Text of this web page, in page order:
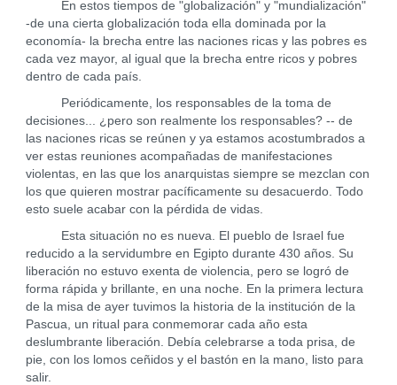
En estos tiempos de "globalización" y "mundialización"
-de una cierta globalización toda ella dominada por la
economía- la brecha entre las naciones ricas y las pobres es
cada vez mayor, al igual que la brecha entre ricos y pobres
dentro de cada país.
Periódicamente, los responsables de la toma de
decisiones... ¿pero son realmente los responsables? -- de
las naciones ricas se reúnen y ya estamos acostumbrados a
ver estas reuniones acompañadas de manifestaciones
violentas, en las que los anarquistas siempre se mezclan con
los que quieren mostrar pacíficamente su desacuerdo. Todo
esto suele acabar con la pérdida de vidas.
Esta situación no es nueva. El pueblo de Israel fue
reducido a la servidumbre en Egipto durante 430 años. Su
liberación no estuvo exenta de violencia, pero se logró de
forma rápida y brillante, en una noche. En la primera lectura
de la misa de ayer tuvimos la historia de la institución de la
Pascua, un ritual para conmemorar cada año esta
deslumbrante liberación. Debía celebrarse a toda prisa, de
pie, con los lomos ceñidos y el bastón en la mano, listo para
salir.